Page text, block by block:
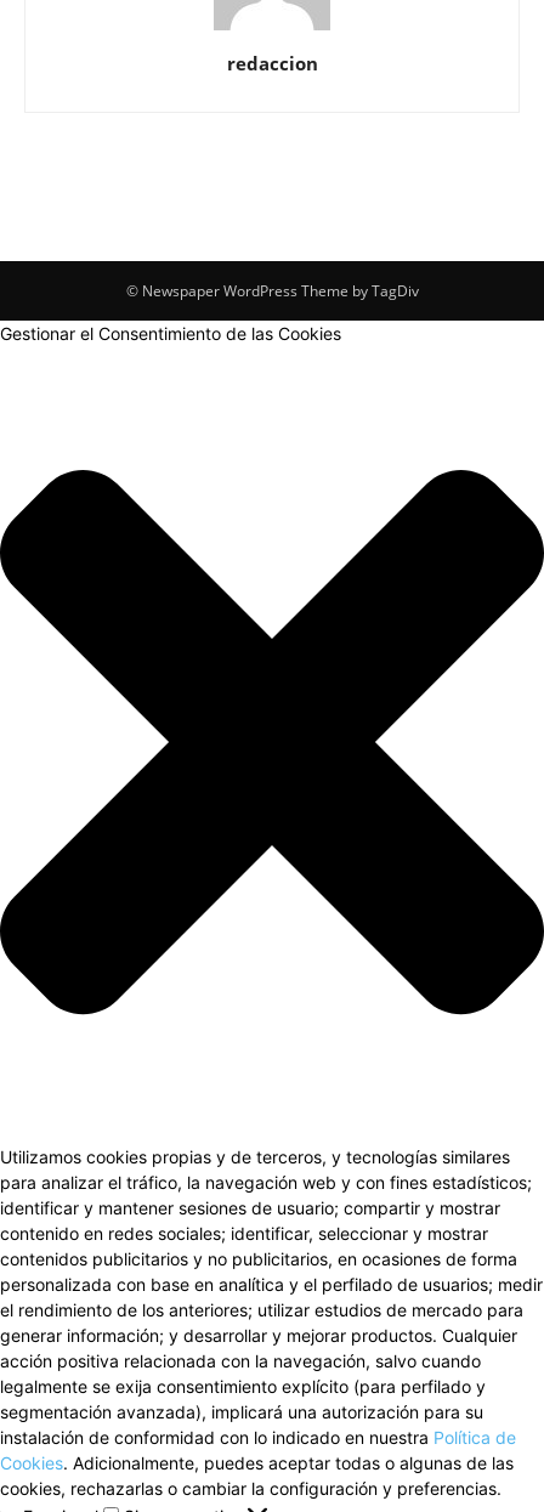
redaccion
© Newspaper WordPress Theme by TagDiv
Gestionar el Consentimiento de las Cookies
Utilizamos cookies propias y de terceros, y tecnologías similares
para analizar el tráfico, la navegación web y con fines estadísticos;
identificar y mantener sesiones de usuario; compartir y mostrar
contenido en redes sociales; identificar, seleccionar y mostrar
contenidos publicitarios y no publicitarios, en ocasiones de forma
personalizada con base en analítica y el perfilado de usuarios; medir
el rendimiento de los anteriores; utilizar estudios de mercado para
generar información; y desarrollar y mejorar productos. Cualquier
acción positiva relacionada con la navegación, salvo cuando
legalmente se exija consentimiento explícito (para perfilado y
segmentación avanzada), implicará una autorización para su
instalación de conformidad con lo indicado en nuestra Política de
Cookies. Adicionalmente, puedes aceptar todas o algunas de las
cookies, rechazarlas o cambiar la configuración y preferencias.